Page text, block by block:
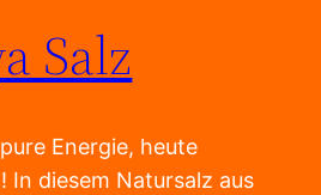
Salz
Energie, heute
In diesem Natursalz aus